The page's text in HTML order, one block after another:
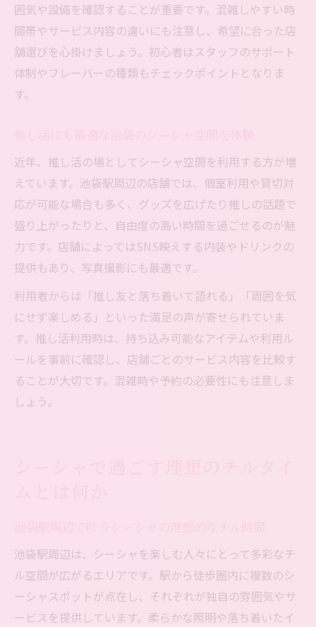
囲気や設備を確認することが重要です。混雑しやすい時
間帯やサービス内容の違いにも注意し、希望に合った店
舗選びを心掛けましょう。初心者はスタッフのサポート
体制やフレーバーの種類もチェックポイントとなりま
す。
近年、推し活の場としてシーシャ空間を利用する方が増
えています。池袋駅周辺の店舗では、個室利用や貸切対
応が可能な場合も多く、グッズを広げたり推しの話題で
盛り上がったりと、自由度の高い時間を過ごせるのが魅
力です。店舗によってはSNS映えする内装やドリンクの
提供もあり、写真撮影にも最適です。
利用者からは「推し友と落ち着いて語れる」「周囲を気
にせず楽しめる」といった満足の声が寄せられていま
す。推し活利用時は、持ち込み可能なアイテムや利用ル
ールを事前に確認し、店舗ごとのサービス内容を比較す
ることが大切です。混雑時や予約の必要性にも注意しま
しょう。
池袋駅周辺は、シーシャを楽しむ人々にとって多彩なチ
ル空間が広がるエリアです。駅から徒歩圏内に複数のシ
ーシャスポットが点在し、それぞれが独自の雰囲気やサ
ービスを提供しています。柔らかな照明や落ち着いたイ